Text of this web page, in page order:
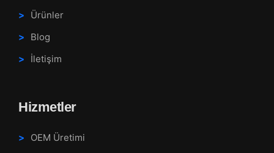
Ürünler
Blog
İletişim
Hizmetler
OEM Üretimi